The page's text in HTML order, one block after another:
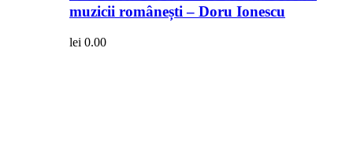
muzicii românești – Doru Ionescu
lei 0.00